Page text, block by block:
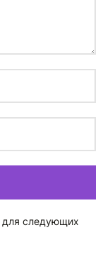
для следующих